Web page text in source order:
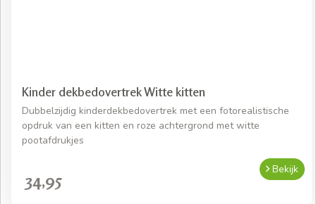
Kinder dekbedovertrek Witte kitten
Dubbelzijdig kinderdekbedovertrek met een fotorealistische
opdruk van een kitten en roze achtergrond met witte
pootafdrukjes
34,95
Bekijk